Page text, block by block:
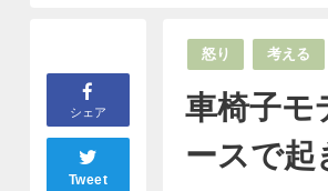
シェア
Tweet
怒り 考える
車椅子モ
ースで起